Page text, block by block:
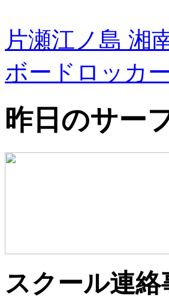
片瀬江ノ島 湘
ボードロッカー
昨日のサー
スクール連